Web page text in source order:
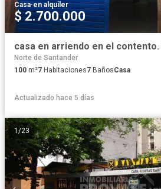
Casa·en alquiler
$ 2.700.000
casa en arriendo en el contento.
Norte de Santander
100 m²7 Habitaciones7 BañosCasa
Actualizado hace 5 días
1 /23